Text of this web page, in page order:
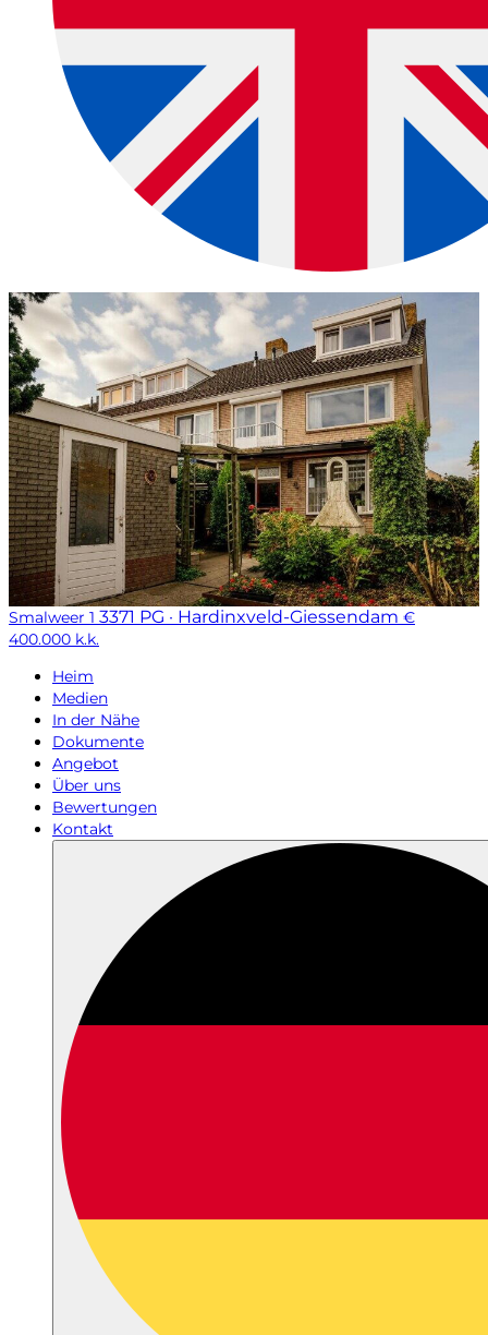
Smalweer 1 3371 PG · Hardinxveld-Giessendam €
400.000 k.k.
Heim
Medien
In der Nähe
Dokumente
Angebot
Über uns
Bewertungen
Kontakt